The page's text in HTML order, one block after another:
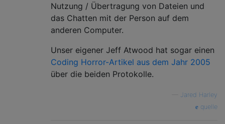
Nutzung / Übertragung von Dateien und
das Chatten mit der Person auf dem
anderen Computer.
Unser eigener Jeff Atwood hat sogar einen
Coding Horror-Artikel aus dem Jahr 2005
über die beiden Protokolle.
Jared Harley
quelle